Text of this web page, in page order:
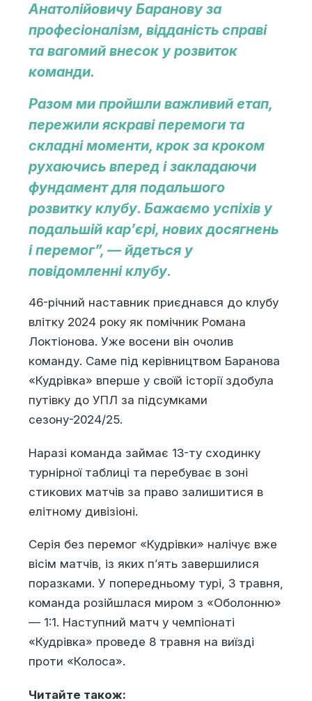
Анатолійовичу Баранову за
професіоналізм, відданість справі
та вагомий внесок у розвиток
команди.
Разом ми пройшли важливий етап,
пережили яскраві перемоги та
складні моменти, крок за кроком
рухаючись вперед і закладаючи
фундамент для подальшого
розвитку клубу. Бажаємо успіхів у
подальшій кар’єрі, нових досягнень
і перемог”, — йдеться у
повідомленні клубу.
46-річний наставник приєднався до клубу
влітку 2024 року як помічник Романа
Локтіонова. Уже восени він очолив
команду. Саме під керівництвом Баранова
«Кудрівка» вперше у своїй історії здобула
путівку до УПЛ за підсумками
сезону-2024/25.
Наразі команда займає 13-ту сходинку
турнірної таблиці та перебуває в зоні
стикових матчів за право залишитися в
елітному дивізіоні.
Серія без перемог «Кудрівки» налічує вже
вісім матчів, із яких п’ять завершилися
поразками. У попередньому турі, 3 травня,
команда розійшлася миром з «Оболонню»
— 1:1. Наступний матч у чемпіонаті
«Кудрівка» проведе 8 травня на виїзді
проти «Колоса».
Читайте також: